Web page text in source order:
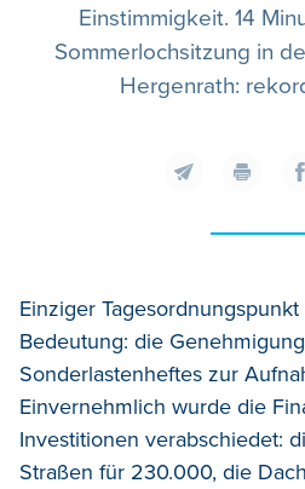
Einstimmigkeit. 14
Sommerlochsitzung in
Hergenrath:
Einziger
Bedeutung: die
Sonderlastenheftes zur
Einvernehmlich wurde die
Investitionen verabschiedet:
Straßen für 230.000, die